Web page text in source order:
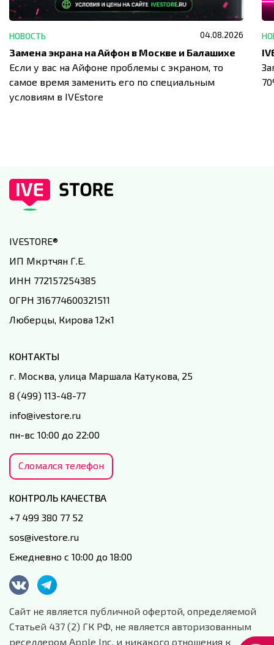
НОВОСТЬ 04.08.2026
Замена экрана на Айфон в Москве и Балашихе
Если у вас на Айфоне проблемы с экраном, то
самое время заменить его по специальным
условиям в IVEstore
IVESTORE®
ИП Мкртчян Г.Е.
ИНН 772157254385
ОГРН 316774600321511
Люберцы, Кирова 12к1
КОНТАКТЫ
г. Москва, улица Маршала Катукова, 25
8 (499) 113-48-77
info@ivestore.ru
пн-вс 10:00 до 22:00
Сломался телефон
КОНТРОЛЬ КАЧЕСТВА
+7 499 380 77 52
sos@ivestore.ru
Ежедневно с 10:00 до 18:00
Сайт не является публичной офертой, определяемой
Статьей 437 (2) ГК РФ, не является авторизованным
реселлером Apple Inc. и никакого отношения к